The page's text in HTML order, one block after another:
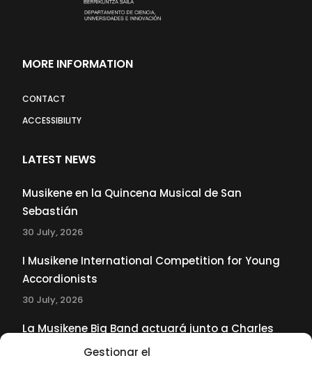
Gestionar el
MORE INFORMATION
CONTACT
ACCESSIBILITY
LATEST NEWS
Musikene en la Quincena Musical de San
Sebastián
30 July, 2026
I Musikene International Competition for Young
Accordionists
30 July, 2026
La Musikene Big Band actuará junto a Charles
Tolliver en el 61 Jazzaldia